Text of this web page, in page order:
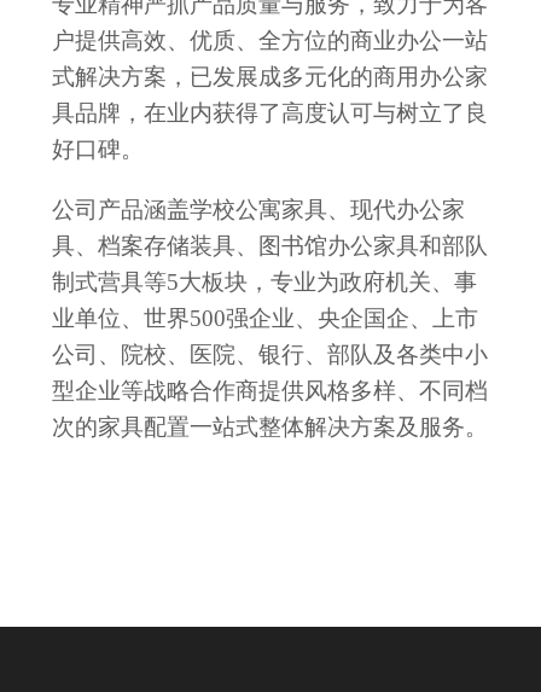
户提供高效、优质、全方位的商业办公一站
式解决方案，已发展成多元化的商用办公家
具品牌，在业内获得了高度认可与树立了良
好口碑。
公司产品涵盖学校公寓家具、现代办公家
具、档案存储装具、图书馆办公家具和部队
制式营具等5大板块，专业为政府机关、事
业单位、世界500强企业、央企国企、上市
公司、院校、医院、银行、部队及各类中小
型企业等战略合作商提供风格多样、不同档
次的家具配置一站式整体解决方案及服务。